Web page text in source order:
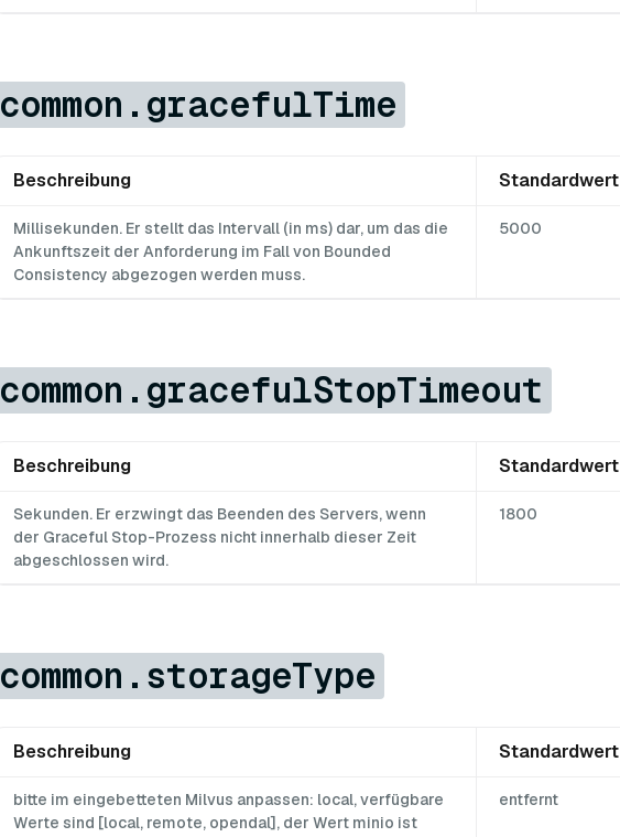
common.gracefulTime
Beschreibung Standardwert
Millisekunden. Er stellt das Intervall (in ms) dar, um das die
Ankunftszeit der Anforderung im Fall von Bounded
Consistency abgezogen werden muss.
5000
common.gracefulStopTimeout
Beschreibung Standardwert
Sekunden. Er erzwingt das Beenden des Servers, wenn
der Graceful Stop-Prozess nicht innerhalb dieser Zeit
abgeschlossen wird.
1800
common.storageType
Beschreibung Standardwert
bitte im eingebetteten Milvus anpassen: local, verfügbare
Werte sind [local, remote, opendal], der Wert minio ist
entfernt